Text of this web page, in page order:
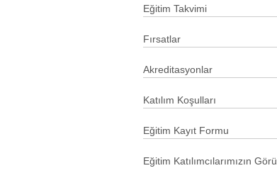
Eğitim Takvimi
Fırsatlar
Akreditasyonlar
Katılım Koşulları
Eğitim Kayıt Formu
Eğitim Katılımcılarımızın